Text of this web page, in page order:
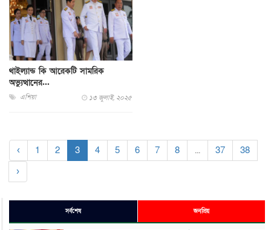
থাইল্যান্ড কি আরেকটি সামরিক
অভ্যুত্থানের...
এশিয়া ১৩ জুলাই, ২০২৫
‹ 1 2 3 4 5 6 7 8 ... 37
38
›
সর্বশেষ জনপ্রিয়